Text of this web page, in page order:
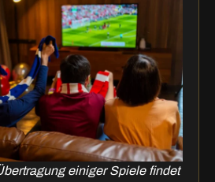
einiger Spiele findet